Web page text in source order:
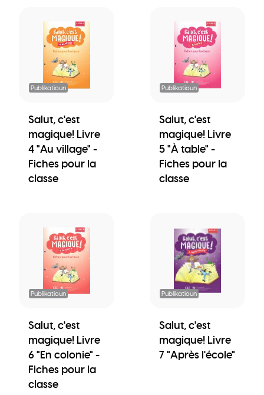
Publikatioun
Salut, c'est
magique! Livre
4 "Au village" -
Fiches pour la
classe
Publikatioun
Salut, c'est
magique! Livre
5 "À table" -
Fiches pour la
classe
Publikatioun
Salut, c'est
magique! Livre
6 "En colonie" -
Fiches pour la
classe
Publikatioun
Salut, c'est
magique! Livre
7 "Après l'école"